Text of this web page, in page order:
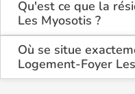
Qu'est ce que la
Les Myosotis ?
La résidence
résidence seniors de
résidence autonomie .
Où se situe
Logement-Foyer
La résidence